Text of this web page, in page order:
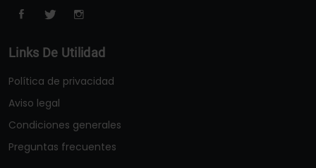
Links De Utilidad
Política de privacidad
Aviso legal
Condiciones generales
Preguntas frecuentes